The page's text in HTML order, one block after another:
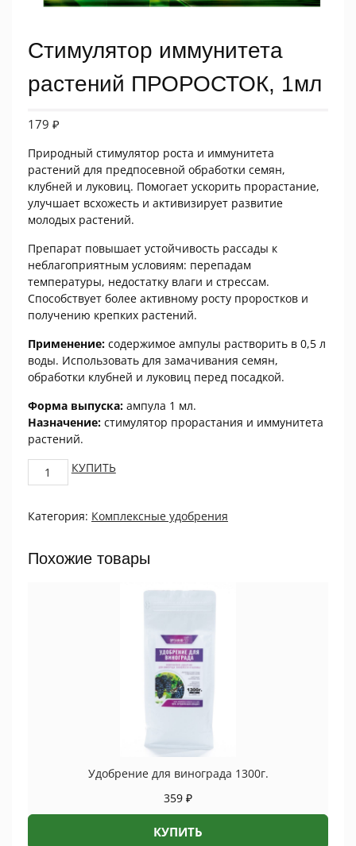
Стимулятор иммунитета
растений ПРОРОСТОК, 1мл
179 ₽
Природный стимулятор роста и иммунитета
растений для предпосевной обработки семян,
клубней и луковиц. Помогает ускорить прорастание,
улучшает всхожесть и активизирует развитие
молодых растений.
Препарат повышает устойчивость рассады к
неблагоприятным условиям: перепадам
температуры, недостатку влаги и стрессам.
Способствует более активному росту проростков и
получению крепких растений.
Применение: содержимое ампулы растворить в 0,5 л
воды. Использовать для замачивания семян,
обработки клубней и луковиц перед посадкой.
Форма выпуска: ампула 1 мл.
Назначение: стимулятор прорастания и иммунитета
растений.
Стимулятор
иммунитета
ПРОРОСТОК,
quantity
КУПИТЬ
Категория: Комплексные удобрения
Похожие товары
Удобрение для винограда 1300г.
359 ₽
КУПИТЬ